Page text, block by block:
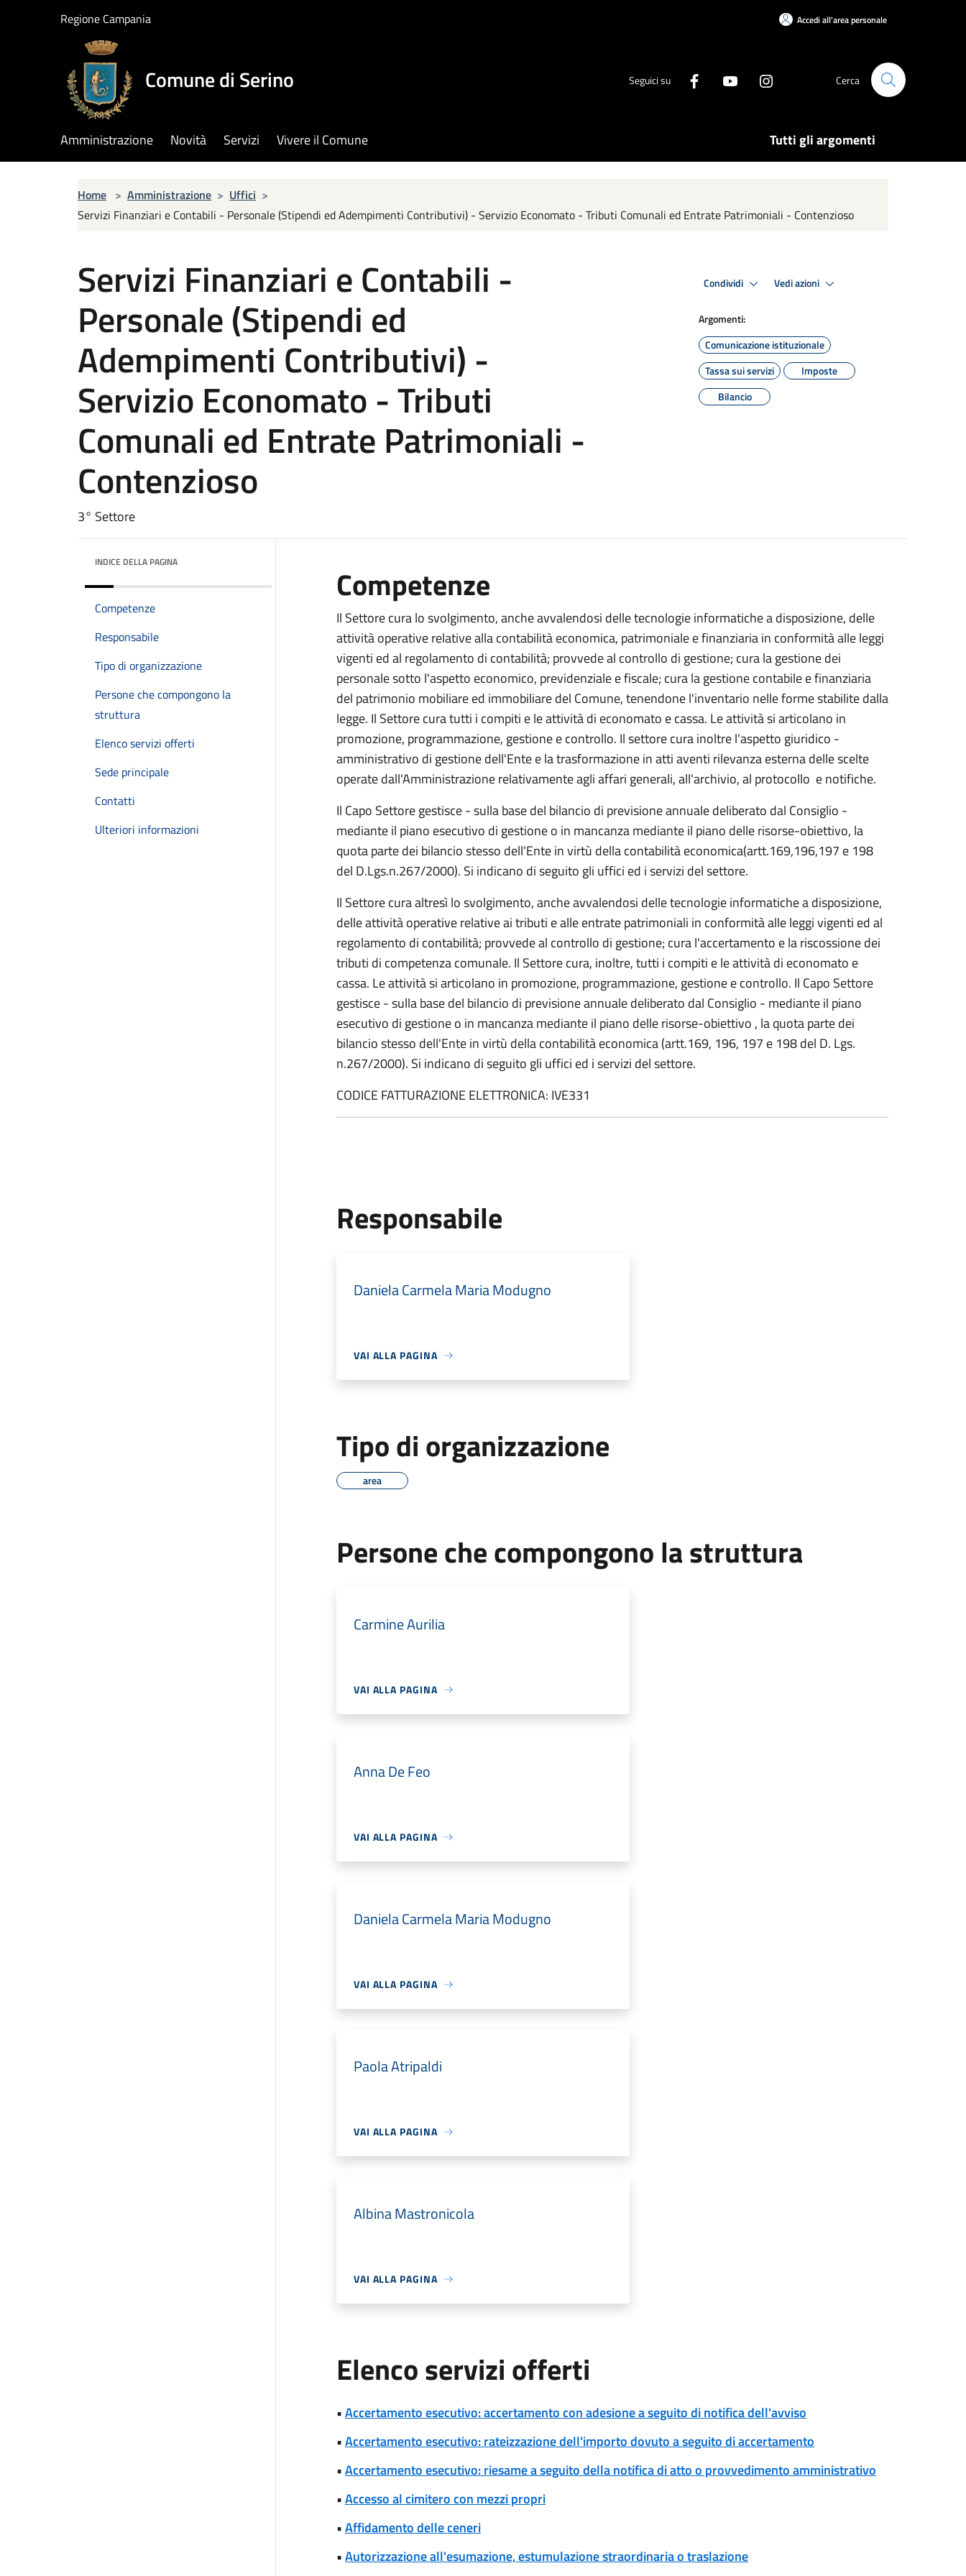
Regione Campania Accedi all'area personale
Comune di Serino Seguici su Cerca
Amministrazione Novità Servizi Vivere il Comune Tutti gli argomenti
Home > Amministrazione > Uffici >
Servizi Finanziari e Contabili - Personale (Stipendi ed Adempimenti Contributivi) - Servizio Economato - Tributi Comunali ed Entrate Patrimoniali - Contenzioso
Servizi Finanziari e Contabili -
Personale (Stipendi ed
Adempimenti Contributivi) -
Servizio Economato - Tributi
Comunali ed Entrate Patrimoniali -
Contenzioso
3° Settore
Condividi Vedi azioni
Argomenti:
Comunicazione istituzionale
Tassa sui servizi
Imposte
Bilancio
INDICE DELLA PAGINA
Competenze
Responsabile
Tipo di organizzazione
Persone che compongono la
struttura
Elenco servizi offerti
Sede principale
Contatti
Ulteriori informazioni
Competenze
Il Settore cura lo svolgimento, anche avvalendosi delle tecnologie informatiche a disposizione, delle
attività operative relative alla contabilità economica, patrimoniale e finanziaria in conformità alle leggi
vigenti ed al regolamento di contabilità; provvede al controllo di gestione; cura la gestione dei
personale sotto l'aspetto economico, previdenziale e fiscale; cura la gestione contabile e finanziaria
del patrimonio mobiliare ed immobiliare del Comune, tenendone l'inventario nelle forme stabilite dalla
legge. Il Settore cura tutti i compiti e le attività di economato e cassa. Le attività si articolano in
promozione, programmazione, gestione e controllo. Il settore cura inoltre l'aspetto giuridico -
amministrativo di gestione dell'Ente e la trasformazione in atti aventi rilevanza esterna delle scelte
operate dall'Amministrazione relativamente agli affari generali, all'archivio, al protocollo e notifiche.
Il Capo Settore gestisce - sulla base del bilancio di previsione annuale deliberato dal Consiglio -
mediante il piano esecutivo di gestione o in mancanza mediante il piano delle risorse-obiettivo, la
quota parte dei bilancio stesso dell'Ente in virtù della contabilità economica(artt.169,196,197 e 198
del D.Lgs.n.267/2000). Si indicano di seguito gli uffici ed i servizi del settore.
Il Settore cura altresì lo svolgimento, anche avvalendosi delle tecnologie informatiche a disposizione,
delle attività operative relative ai tributi e alle entrate patrimoniali in conformità alle leggi vigenti ed al
regolamento di contabilità; provvede al controllo di gestione; cura l'accertamento e la riscossione dei
tributi di competenza comunale. Il Settore cura, inoltre, tutti i compiti e le attività di economato e
cassa. Le attività si articolano in promozione, programmazione, gestione e controllo. Il Capo Settore
gestisce - sulla base del bilancio di previsione annuale deliberato dal Consiglio - mediante il piano
esecutivo di gestione o in mancanza mediante il piano delle risorse-obiettivo , la quota parte dei
bilancio stesso dell'Ente in virtù della contabilità economica (artt.169, 196, 197 e 198 del D. Lgs.
n.267/2000). Si indicano di seguito gli uffici ed i servizi del settore.
CODICE FATTURAZIONE ELETTRONICA: IVE331
Responsabile
Daniela Carmela Maria Modugno
VAI ALLA PAGINA
Tipo di organizzazione
area
Persone che compongono la struttura
Carmine Aurilia
VAI ALLA PAGINA
Anna De Feo
VAI ALLA PAGINA
Daniela Carmela Maria Modugno
VAI ALLA PAGINA
Paola Atripaldi
VAI ALLA PAGINA
Albina Mastronicola
VAI ALLA PAGINA
Elenco servizi offerti
•Accertamento esecutivo: accertamento con adesione a seguito di notifica dell'avviso
•Accertamento esecutivo: rateizzazione dell'importo dovuto a seguito di accertamento
•Accertamento esecutivo: riesame a seguito della notifica di atto o provvedimento amministrativo
•Accesso al cimitero con mezzi propri
•Affidamento delle ceneri
•Autorizzazione all'esumazione, estumulazione straordinaria o traslazione